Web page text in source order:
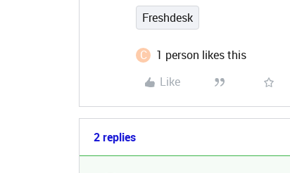
Freshdesk
C
1 person likes this
Like
2 replies